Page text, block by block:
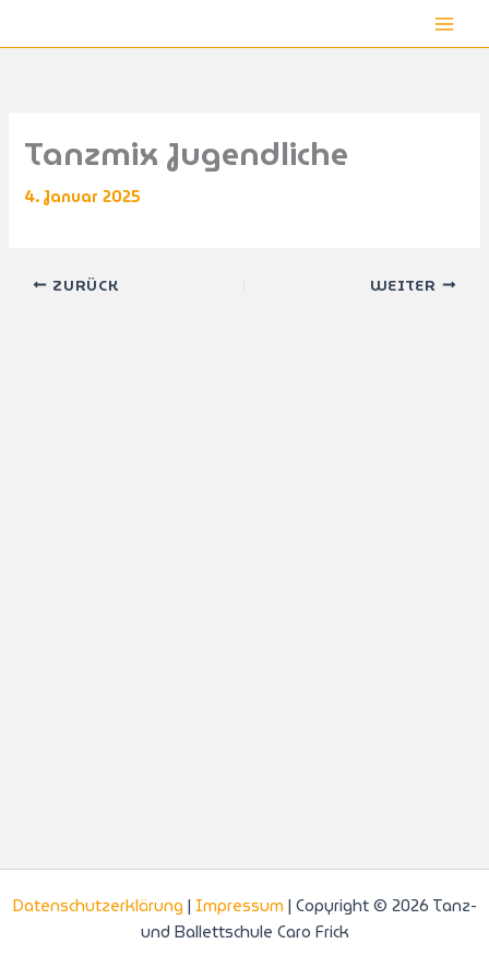
Tanzmix Jugendliche
4. Januar 2025
ZURÜCK WEITER
Datenschutzerklärung | Impressum | Copyright © 2026 Tanz-
und Ballettschule Caro Frick